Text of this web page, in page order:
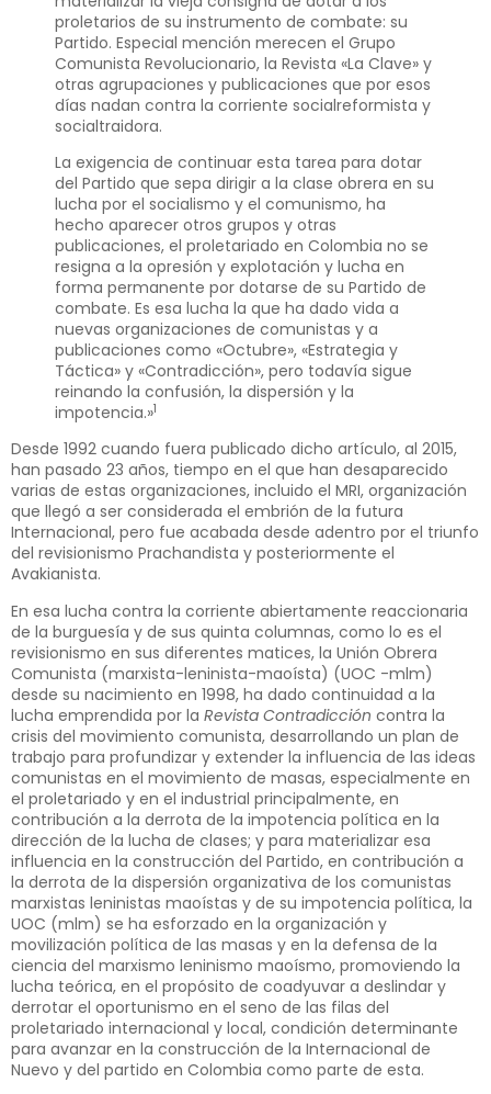
proletarios de su instrumento de combate: su
Partido. Especial mención merecen el Grupo
Comunista Revolucionario, la Revista «La Clave» y
otras agrupaciones y publicaciones que por esos
días nadan contra la corriente socialreformista y
socialtraidora.
La exigencia de continuar esta tarea para dotar
del Partido que sepa dirigir a la clase obrera en su
lucha por el socialismo y el comunismo, ha
hecho aparecer otros grupos y otras
publicaciones, el proletariado en Colombia no se
resigna a la opresión y explotación y lucha en
forma permanente por dotarse de su Partido de
combate. Es esa lucha la que ha dado vida a
nuevas organizaciones de comunistas y a
publicaciones como «Octubre», «Estrategia y
Táctica» y «Contradicción», pero todavía sigue
reinando la confusión, la dispersión y la
impotencia.»1
Desde 1992 cuando fuera publicado dicho artículo, al 2015,
han pasado 23 años, tiempo en el que han desaparecido
varias de estas organizaciones, incluido el MRI, organización
que llegó a ser considerada el embrión de la futura
Internacional, pero fue acabada desde adentro por el triunfo
del revisionismo Prachandista y posteriormente el
Avakianista.
En esa lucha contra la corriente abiertamente reaccionaria
de la burguesía y de sus quinta columnas, como lo es el
revisionismo en sus diferentes matices, la Unión Obrera
Comunista (marxista-leninista-maoísta) (UOC -mlm)
desde su nacimiento en 1998, ha dado continuidad a la
lucha emprendida por la Revista Contradicción contra la
crisis del movimiento comunista, desarrollando un plan de
trabajo para profundizar y extender la influencia de las ideas
comunistas en el movimiento de masas, especialmente en
el proletariado y en el industrial principalmente, en
contribución a la derrota de la impotencia política en la
dirección de la lucha de clases; y para materializar esa
influencia en la construcción del Partido, en contribución a
la derrota de la dispersión organizativa de los comunistas
marxistas leninistas maoístas y de su impotencia política, la
UOC (mlm) se ha esforzado en la organización y
movilización política de las masas y en la defensa de la
ciencia del marxismo leninismo maoísmo, promoviendo la
lucha teórica, en el propósito de coadyuvar a deslindar y
derrotar el oportunismo en el seno de las filas del
proletariado internacional y local, condición determinante
para avanzar en la construcción de la Internacional de
Nuevo y del partido en Colombia como parte de esta.